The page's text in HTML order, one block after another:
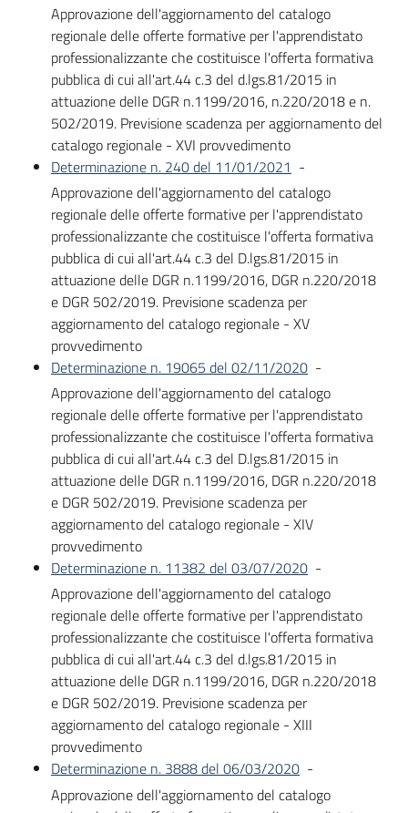
Approvazione dell'aggiornamento del catalogo
regionale delle offerte formative per l'apprendistato
professionalizzante che costituisce l'offerta formativa
pubblica di cui all'art.44 c.3 del d.lgs.81/2015 in
attuazione delle DGR n.1199/2016, n.220/2018 e n.
502/2019. Previsione scadenza per aggiornamento del
catalogo regionale - XVI provvedimento
Determinazione n. 240 del 11/01/2021 -
Approvazione dell'aggiornamento del catalogo
regionale delle offerte formative per l'apprendistato
professionalizzante che costituisce l'offerta formativa
pubblica di cui all'art.44 c.3 del D.lgs.81/2015 in
attuazione delle DGR n.1199/2016, DGR n.220/2018
e DGR 502/2019. Previsione scadenza per
aggiornamento del catalogo regionale - XV
provvedimento
Determinazione n. 19065 del 02/11/2020 -
Approvazione dell'aggiornamento del catalogo
regionale delle offerte formative per l'apprendistato
professionalizzante che costituisce l'offerta formativa
pubblica di cui all'art.44 c.3 del D.lgs.81/2015 in
attuazione delle DGR n.1199/2016, DGR n.220/2018
e DGR 502/2019. Previsione scadenza per
aggiornamento del catalogo regionale - XIV
provvedimento
Determinazione n. 11382 del 03/07/2020 -
Approvazione dell'aggiornamento del catalogo
regionale delle offerte formative per l'apprendistato
professionalizzante che costituisce l'offerta formativa
pubblica di cui all'art.44 c.3 del d.lgs.81/2015 in
attuazione delle DGR n.1199/2016, DGR n.220/2018
e DGR 502/2019. Previsione scadenza per
aggiornamento del catalogo regionale - XIII
provvedimento
Determinazione n. 3888 del 06/03/2020 -
Approvazione dell'aggiornamento del catalogo